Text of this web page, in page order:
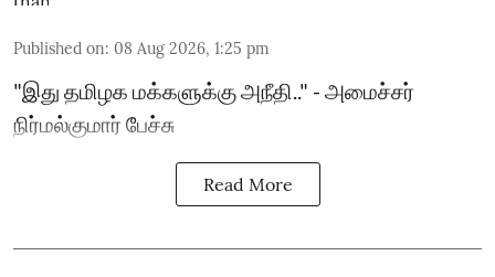
Published on: 08 Aug 2026, 1:25 pm
"இது தமிழக மக்களுக்கு அநீதி.." - அமைச்சர்
நிர்மல்குமார் பேச்சு
Read More